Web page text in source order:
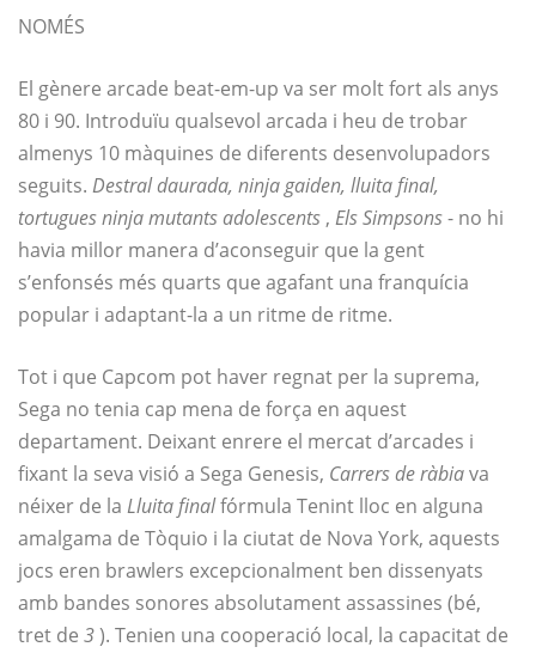
NOMÉS
El gènere arcade beat-em-up va ser molt fort als anys
80 i 90. Introduïu qualsevol arcada i heu de trobar
almenys 10 màquines de diferents desenvolupadors
seguits. Destral daurada, ninja gaiden, lluita final,
tortugues ninja mutants adolescents , Els Simpsons- no hi
havia millor manera d’aconseguir que la gent
s’enfonsés més quarts que agafant una franquícia
popular i adaptant-la a un ritme de ritme.
Tot i que Capcom pot haver regnat per la suprema,
Sega no tenia cap mena de força en aquest
departament. Deixant enrere el mercat d’arcades i
fixant la seva visió a Sega Genesis, Carrers de ràbiava
néixer de la Lluita finalfórmula Tenint lloc en alguna
amalgama de Tòquio i la ciutat de Nova York, aquests
jocs eren brawlers excepcionalment ben dissenyats
amb bandes sonores absolutament assassines (bé,
tret de 3). Tenien una cooperació local, la capacitat de